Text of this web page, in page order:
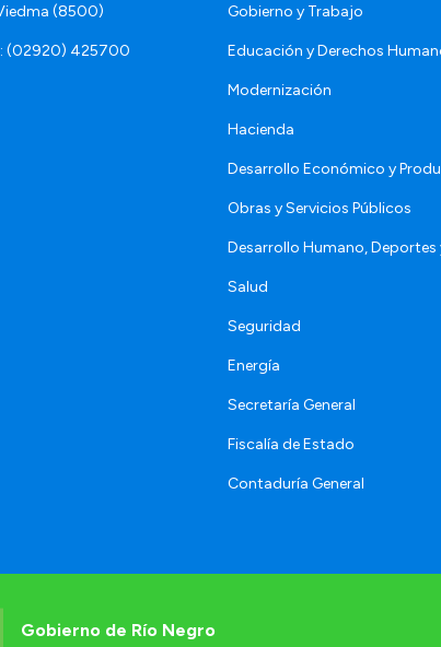
(8500)
(02920) 425700
Gobierno y Trabajo
Educación y Derechos
Modernización
Hacienda
Desarrollo Económico y
Obras y Servicios Públicos
Desarrollo Humano, Deportes
Salud
Seguridad
Energía
Secretaría General
Fiscalía de Estado
Contaduría General
Gobierno de Río Negro